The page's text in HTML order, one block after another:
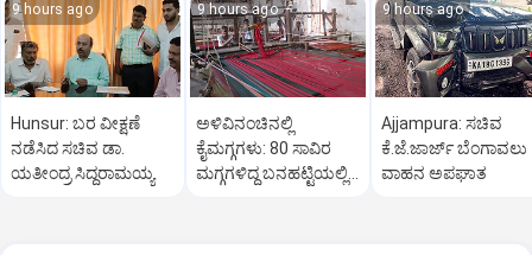
9 hours ago
Hunsur: ಬರ ವೀಕ್ಷಣೆ
ನಡೆಸಿದ ಸಚಿವ ಡಾ.
ಯತೀಂದ್ರ ಸಿದ್ದರಾಮಯ್ಯ
9 hours ago
ಅಳಿವಿನಂಚಿನಲ್ಲಿ
ಕೈಮಗ್ಗಗಳು: 80 ಸಾವಿರ
ಮಗ್ಗಗಳಿದ್ದ ಬನಹಟ್ಟಿಯಲ್ಲಿ
9 hours ago
Ajjampura: ಸಚಿವ
ಕೆ.ಜೆ.ಜಾರ್ಜ್ ಬೆಂಗಾವಲು
ವಾಹನ ಅಪಘಾತ